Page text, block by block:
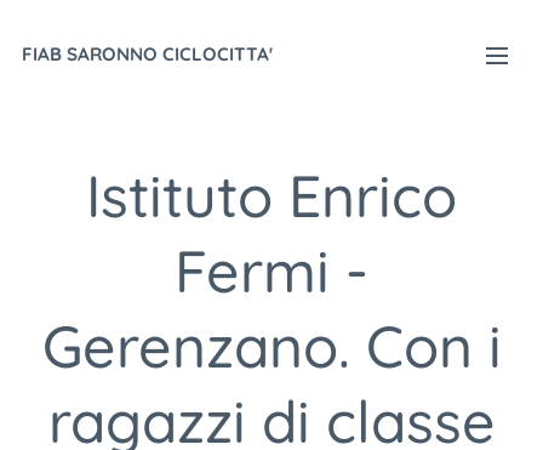
FIAB SARONNO CICLOCITTA'
Istituto Enrico
Fermi -
Gerenzano. Con i
ragazzi di classe